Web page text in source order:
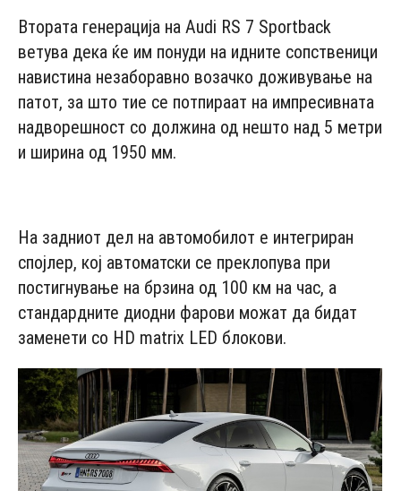
Втората генерација на Audi RS 7 Sportback
ветува дека ќе им понуди на идните сопственици
навистина незаборавно возачко доживување на
патот, за што тие се потпираат на импресивната
надворешност со должина од нешто над 5 метри
и ширина од 1950 мм.
На задниот дел на автомобилот е интегриран
спојлер, кој автоматски се преклопува при
постигнување на брзина од 100 км на час, а
стандардните диодни фарови можат да бидат
заменети со HD matrix LED блокови.